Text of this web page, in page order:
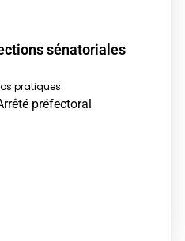
sénatoriales
pratiques
préfectoral